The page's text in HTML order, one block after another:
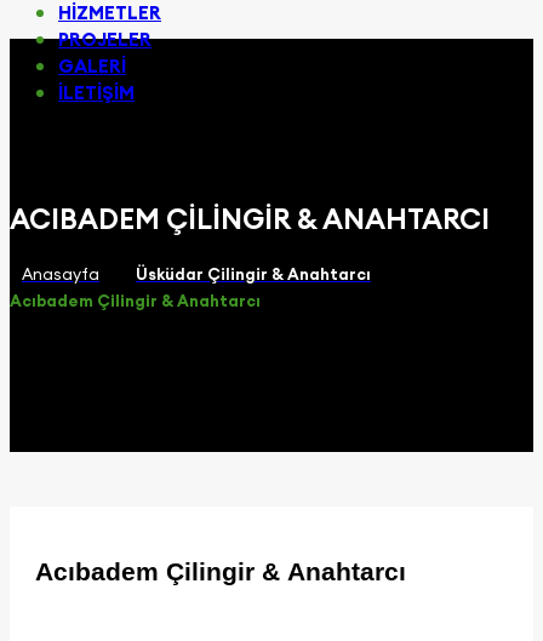
HIZMETLER
PROJELER
GALERI
İLETIŞIM
ACIBADEM ÇILINGIR & ANAHTARCI
Anasayfa
Üsküdar Çilingir & Anahtarcı
Acıbadem Çilingir & Anahtarcı
Acıbadem Çilingir & Anahtarcı